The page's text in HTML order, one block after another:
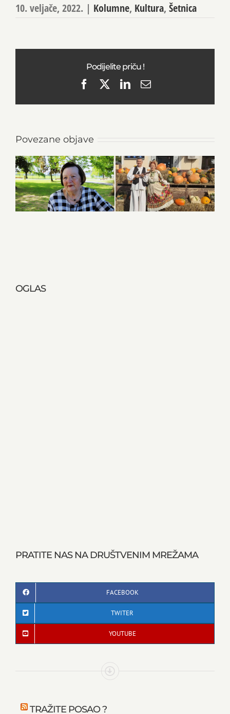
10. veljače, 2022. | Kolumne, Kultura, Šetnica
Podijelite priču !
FacebookLinkedIn
Email
Povezane objave
OGLAS
PRATITE NAS NA DRUŠTVENIM MREŽAMA
FACEBOOK
TWITER
YOUTUBE
TRAŽITE POSAO ?